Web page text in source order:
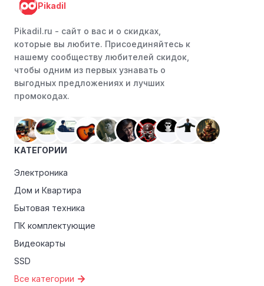
Pikadil
Pikadil.ru - cайт о вас и о скидках,
которые вы любите. Присоединяйтесь к
нашему сообществу любителей скидок,
чтобы одним из первых узнавать о
выгодных предложениях и лучших
промокодах.
КАТЕГОРИИ
Электроника
Дом и Квартира
Бытовая техника
ПК комплектующие
Видеокарты
SSD
Все категории